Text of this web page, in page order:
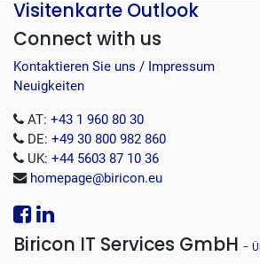
Visitenkarte Outlook
Connect with us
Kontaktieren Sie uns / Impressum
Neuigkeiten
AT: +43 1 960 80 30
DE: +49 30 800 982 860
UK: +44 5603 87 10 36
homepage@biricon.eu
Biricon IT Services GmbH -